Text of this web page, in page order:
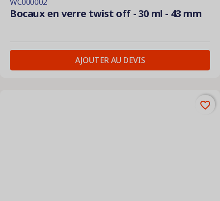
Bocaux en verre twist off - 30 ml - 43 mm
AJOUTER AU DEVIS
favorite_border